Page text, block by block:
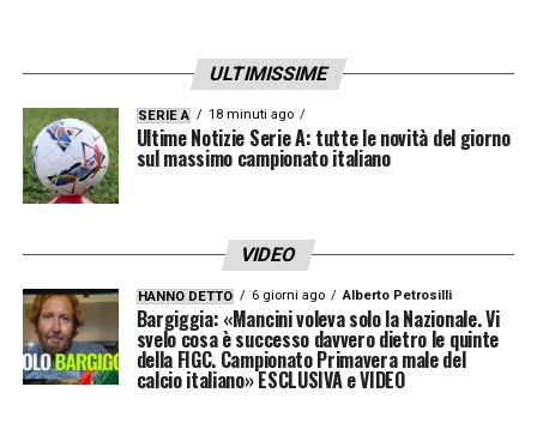
ULTIMISSIME
SERIE A 18 minuti ago
Ultime Notizie Serie A: tutte le novità del giorno
sul massimo campionato italiano
VIDEO
HANNO DETTO 6 giorni ago Alberto Petrosilli
Bargiggia: «Mancini voleva solo la Nazionale. Vi
svelo cosa è successo davvero dietro le quinte
della FIGC. Campionato Primavera male del
calcio italiano» ESCLUSIVA e VIDEO